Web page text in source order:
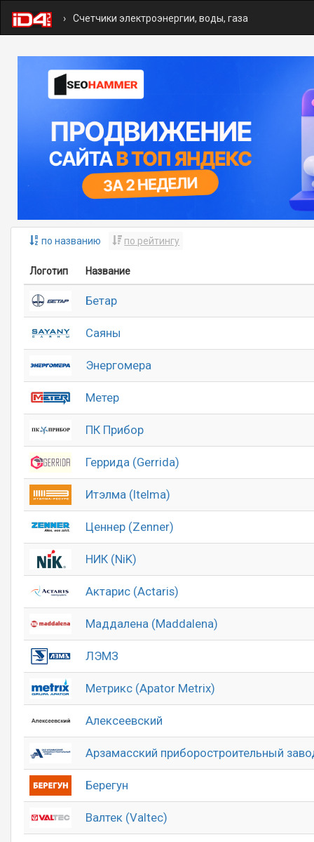
Счетчики электроэнергии, воды, газа
по названию по рейтингу
Логотип Название
Бетар
Саяны
Энергомера
Метер
ПК Прибор
Геррида (Gerrida)
Итэлма (Itelma)
Ценнер (Zenner)
НИК (NiK)
Актарис (Actaris)
Маддалена (Maddalena)
ЛЭМЗ
Метрикс (Apator Metrix)
Алексеевский
Арзамасский приборостроительный
Берегун
Валтек (Valtec)